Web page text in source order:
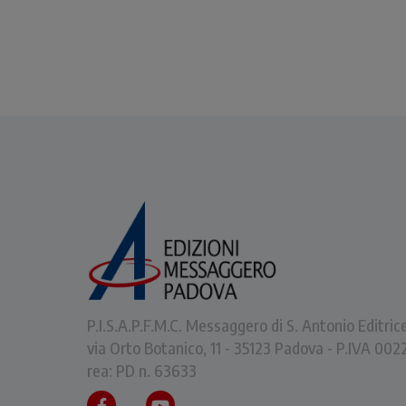
P.I.S.A.P.F.M.C. Messaggero di S. Antonio
via Orto Botanico, 11 - 35123 Padova - P.IVA
rea: PD n. 63633